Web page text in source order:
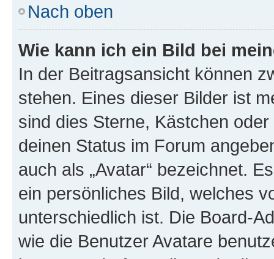
Nach oben
Wie kann ich ein Bild bei
In der Beitragsansicht können
stehen. Eines dieser Bilder ist
sind dies Sterne, Kästchen
deinen Status im Forum
auch als „Avatar“ bezeichnet.
ein persönliches Bild, welches
unterschiedlich ist. Die Board-
wie die Benutzer Avatare